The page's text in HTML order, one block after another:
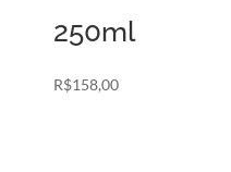
250ml
R$158,00